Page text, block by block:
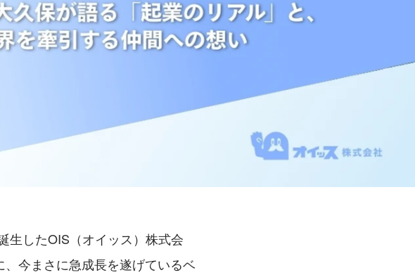
生したOIS（オイッス）株式会
今まさに急成長を遂げているベ